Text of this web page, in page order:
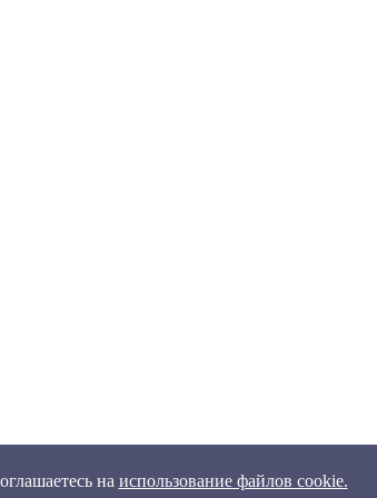
на использование файлов cookie.